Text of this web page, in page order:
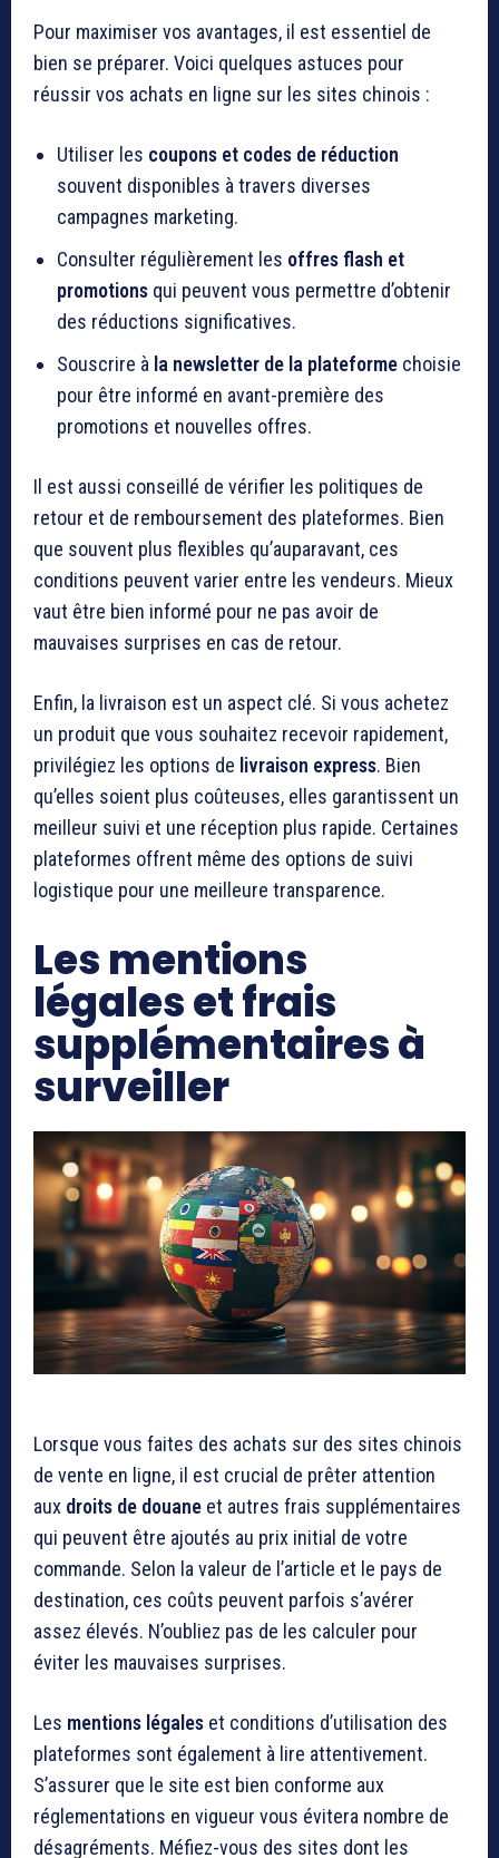
Pour maximiser vos avantages, il est essentiel de
bien se préparer. Voici quelques astuces pour
réussir vos achats en ligne sur les sites chinois :
Utiliser les coupons et codes de réduction
souvent disponibles à travers diverses
campagnes marketing.
Consulter régulièrement les offres flash et
promotions qui peuvent vous permettre d’obtenir
des réductions significatives.
Souscrire à la newsletter de la plateforme choisie
pour être informé en avant-première des
promotions et nouvelles offres.
Il est aussi conseillé de vérifier les politiques de
retour et de remboursement des plateformes. Bien
que souvent plus flexibles qu’auparavant, ces
conditions peuvent varier entre les vendeurs. Mieux
vaut être bien informé pour ne pas avoir de
mauvaises surprises en cas de retour.
Enfin, la livraison est un aspect clé. Si vous achetez
un produit que vous souhaitez recevoir rapidement,
privilégiez les options de livraison express. Bien
qu’elles soient plus coûteuses, elles garantissent un
meilleur suivi et une réception plus rapide. Certaines
plateformes offrent même des options de suivi
logistique pour une meilleure transparence.
Les mentions
légales et frais
supplémentaires à
surveiller
Lorsque vous faites des achats sur des sites chinois
de vente en ligne, il est crucial de prêter attention
aux droits de douane et autres frais supplémentaires
qui peuvent être ajoutés au prix initial de votre
commande. Selon la valeur de l’article et le pays de
destination, ces coûts peuvent parfois s’avérer
assez élevés. N’oubliez pas de les calculer pour
éviter les mauvaises surprises.
Les mentions légales et conditions d’utilisation des
plateformes sont également à lire attentivement.
S’assurer que le site est bien conforme aux
réglementations en vigueur vous évitera nombre de
désagréments. Méfiez-vous des sites dont les